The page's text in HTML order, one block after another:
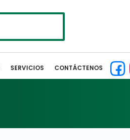
SERVICIOS CONTÁCTENOS